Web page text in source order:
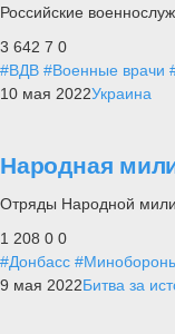
Российские
3 642 7 0
#ВДВ #Военные врачи
10 мая 2022Украина
Народная
Отряды Народной
1 208 0 0
#Донбасс
9 мая 2022Битва за